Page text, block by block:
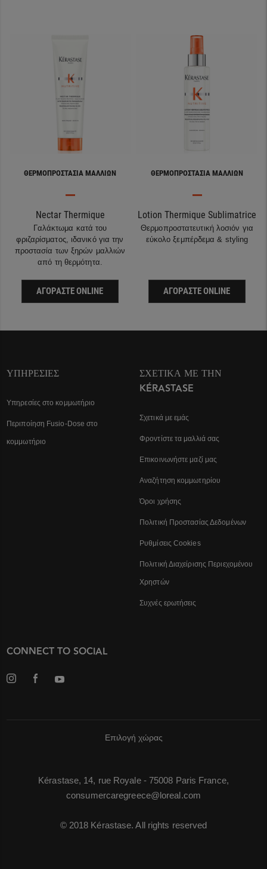
ΘΕΡΜΟΠΡΟΣΤΑΣΊΑ ΜΑΛΛΙΏΝ
Nectar Thermique
Γαλάκτωμα κατά του
φριζαρίσματος, ιδανικό για την
προστασία των ξηρών μαλλιών
από τη θερμότητα.
ΑΓΟΡΆΣΤΕ ONLINE
ΘΕΡΜΟΠΡΟΣΤΑΣΊΑ ΜΑΛΛΙΏΝ
Lotion Thermique Sublimatrice
Θερμοπροστατευτική λοσιόν για
εύκολο ξεμπέρδεμα & styling
ΑΓΟΡΆΣΤΕ ONLINE
ΥΠΗΡΕΣΊΕΣ
Υπηρεσίες στο κομμωτήριο
Περιποίηση Fusio-Dose στο
κομμωτήριο
ΣΧΕΤΙΚΆ ΜΕ ΤΗΝ
KÉRASTASE
Σχετικά με εμάς
Φροντίστε τα μαλλιά σας
Επικοινωνήστε μαζί μας
Αναζήτηση κομμωτηρίου
Όροι χρήσης
Πολιτική Προστασίας Δεδομένων
Ρυθμίσεις Cookies
Πολιτική Διαχείρισης Περιεχομένου
Χρηστών
Συχνές ερωτήσεις
CONNECT TO SOCIAL
Επιλογή χώρας
Kérastase, 14, rue Royale - 75008 Paris France,
consumercaregreece@loreal.com
© 2018 Kérastase. All rights reserved